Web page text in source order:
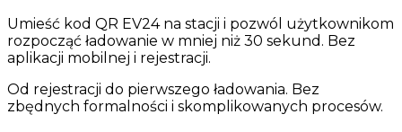
Umieść kod QR EV24 na stacji i pozwól użytkownikom
rozpocząć ładowanie w mniej niż 30 sekund. Bez
aplikacji mobilnej i rejestracji.
Od rejestracji do pierwszego ładowania. Bez
zbędnych formalności i skomplikowanych procesów.